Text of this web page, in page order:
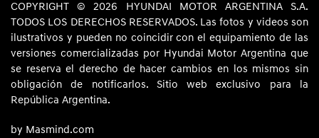
COPYRIGHT © 2026 HYUNDAI MOTOR ARGENTINA S.A.
TODOS LOS DERECHOS RESERVADOS. Las fotos y videos son
ilustrativos y pueden no coincidir con el equipamiento de las
versiones comercializadas por Hyundai Motor Argentina que
se reserva el derecho de hacer cambios en los mismos sin
obligación de notificarlos. Sitio web exclusivo para la
República Argentina.
by Masmind.com